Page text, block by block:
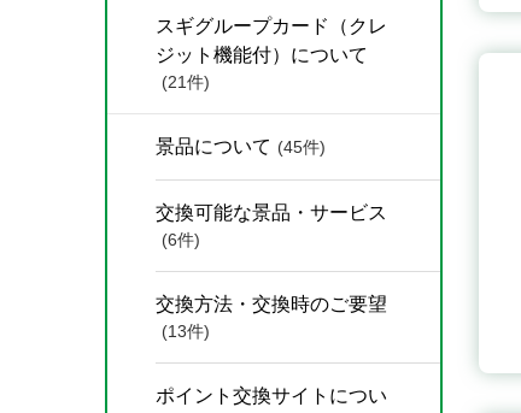
スギグループカード（クレ
ジット機能付）について
(21件)
景品について (45件)
交換可能な景品・サービス
(6件)
交換方法・交換時のご要望
(13件)
ポイント交換サイトについ